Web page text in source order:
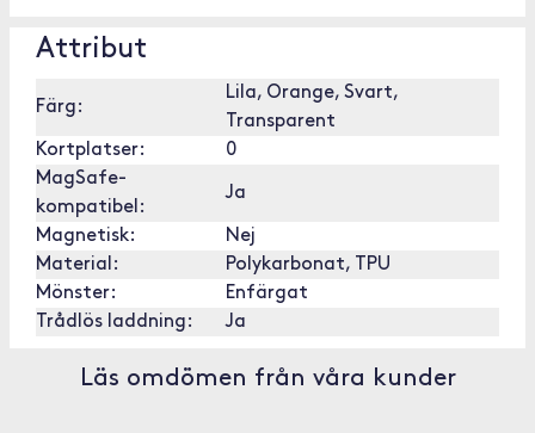
Attribut
Färg:
Lila, Orange, Svart,
Transparent
Kortplatser:
0
MagSafe-
kompatibel:
Ja
Magnetisk:
Nej
Material:
Polykarbonat, TPU
Mönster:
Enfärgat
Trådlös laddning:
Ja
Läs omdömen från våra kunder